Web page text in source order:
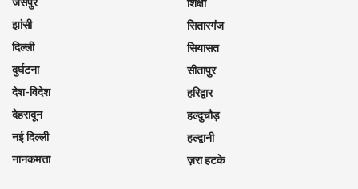
झांसी
दिल्ली
दुर्घटना
देश-विदेश
देहरादून
नई दिल्ली
नानकमत्ता
सितारगंज
सियासत
सीतापुर
हरिद्वार
हल्दुचौड़
हल्द्वानी
ज़रा हटके